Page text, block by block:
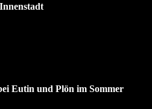
Eutin und Plön im Sommer